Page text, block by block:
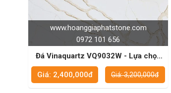
www.hoanggiaphatstone.com
0972 101 656
Đá Vinaquartz VQ9032W - Lựa chọn
thông minh cho không gian bền đẹp
Giá: 2,400,000đ
Giá: 3,200,000đ